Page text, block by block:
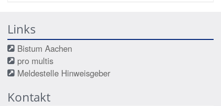
Links
Bistum Aachen
pro multis
Meldestelle Hinweisgeber
Kontakt